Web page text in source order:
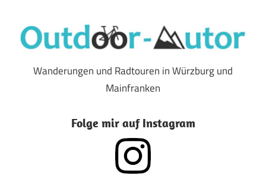
Inhalt
springen
Outdoor-
Autor
Wanderungen und Radtouren in Würzburg und
Mainfranken
Folge mir auf Instagram